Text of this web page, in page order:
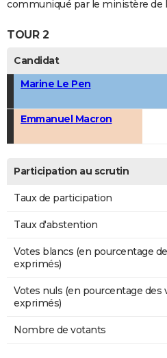
FORUM
Bricolage
Culture
Television
Voyage
communiqué par le ministère de
TOUR 2
Candidat
Marine Le Pen
Emmanuel Macron
Participation au scrutin
Taux de participation
Taux d'abstention
Votes blancs (en pourcentage
exprimés)
Votes nuls (en pourcentage des
exprimés)
Nombre de votants